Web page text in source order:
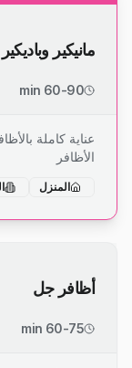
مانيكير وباديكير
60-90 min
عناية كاملة
الأظافر
المنزل
أظافر جل
60-75 min